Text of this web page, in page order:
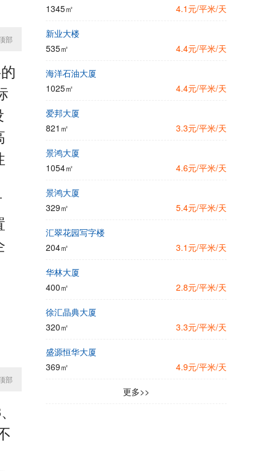
部
部
1345㎡
4.1元/平米/天
新业大楼
535㎡
4.4元/平米/天
海洋石油大厦
1025㎡
4.4元/平米/天
爱邦大厦
821㎡
3.3元/平米/天
景鸿大厦
1054㎡
4.6元/平米/天
景鸿大厦
329㎡
5.4元/平米/天
汇翠花园写字楼
204㎡
3.1元/平米/天
华林大厦
400㎡
2.8元/平米/天
徐汇晶典大厦
320㎡
3.3元/平米/天
盛源恒华大厦
369㎡
4.9元/平米/天
更多>>